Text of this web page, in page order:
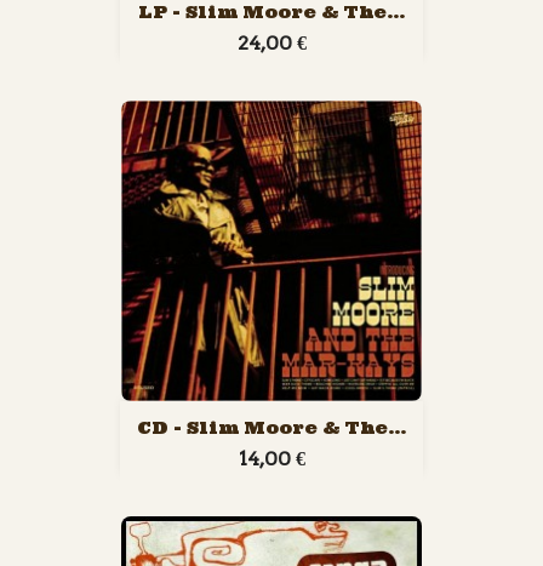
LP - Slim Moore & The...
24,00 €
CD - Slim Moore & The...
14,00 €